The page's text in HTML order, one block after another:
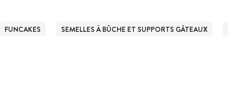
FUNCAKES SEMELLES À BÛCHE ET SUPPORTS GÂTEAUX